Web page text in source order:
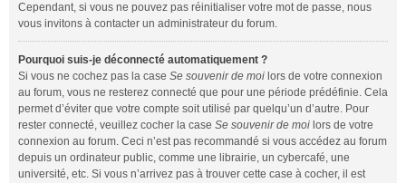
Cependant, si vous ne pouvez pas réinitialiser votre mot de passe, nous
vous invitons à contacter un administrateur du forum.
Pourquoi suis-je déconnecté automatiquement ?
Si vous ne cochez pas la case Se souvenir de moi lors de votre connexion
au forum, vous ne resterez connecté que pour une période prédéfinie. Cela
permet d’éviter que votre compte soit utilisé par quelqu’un d’autre. Pour
rester connecté, veuillez cocher la case Se souvenir de moi lors de votre
connexion au forum. Ceci n’est pas recommandé si vous accédez au forum
depuis un ordinateur public, comme une librairie, un cybercafé, une
université, etc. Si vous n’arrivez pas à trouver cette case à cocher, il est